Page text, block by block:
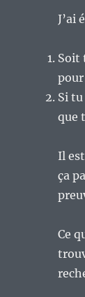
J’ai
Soit
Si
que
Il
ça
Ce